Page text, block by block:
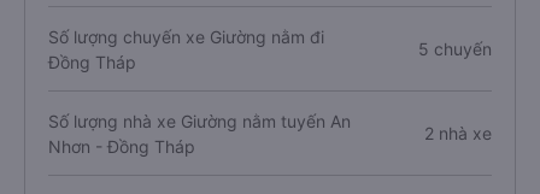
Số lượng chuyến xe Giường nằm đi
Đồng Tháp
5 chuyến
Số lượng nhà xe Giường nằm tuyến An
Nhơn - Đồng Tháp
2 nhà xe